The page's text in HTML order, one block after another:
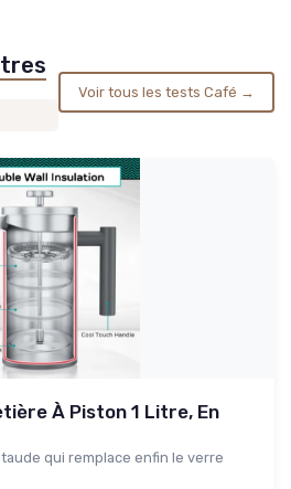
Voir tous les tests Café →
À Piston 1 Litre, En
qui remplace enfin le verre